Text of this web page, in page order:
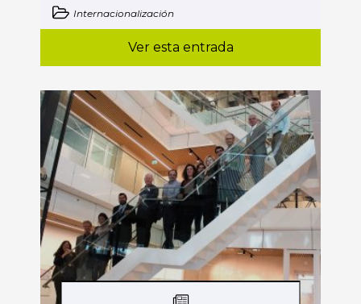
Internacionalización
Ver esta entrada